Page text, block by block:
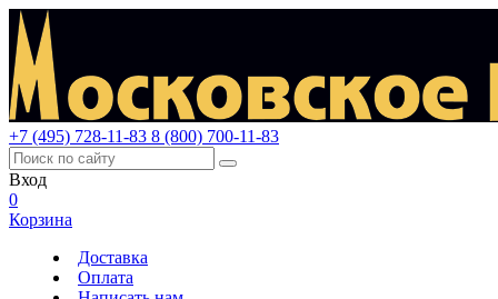
+7 (495) 728-11-83 8 (800) 700-11-83
Вход
0
Корзина
Доставка
Оплата